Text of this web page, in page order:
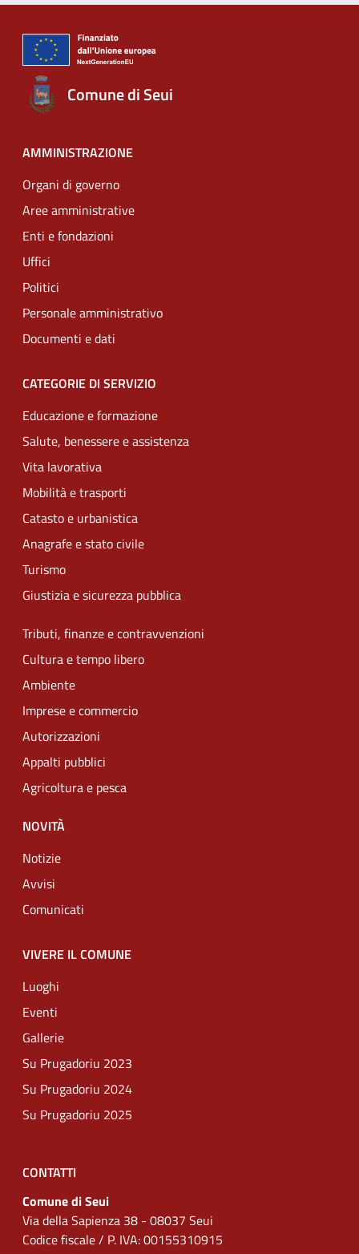
Comune di Seui
AMMINISTRAZIONE
Organi di governo
Aree amministrative
Enti e fondazioni
Uffici
Politici
Personale amministrativo
Documenti e dati
CATEGORIE DI SERVIZIO
Educazione e formazione
Salute, benessere e assistenza
Vita lavorativa
Mobilità e trasporti
Catasto e urbanistica
Anagrafe e stato civile
Turismo
Giustizia e sicurezza pubblica
Tributi, finanze e contravvenzioni
Cultura e tempo libero
Ambiente
Imprese e commercio
Autorizzazioni
Appalti pubblici
Agricoltura e pesca
NOVITÀ
Notizie
Avvisi
Comunicati
VIVERE IL COMUNE
Luoghi
Eventi
Gallerie
Su Prugadoriu 2023
Su Prugadoriu 2024
Su Prugadoriu 2025
CONTATTI
Comune di Seui
Via della Sapienza 38 - 08037 Seui
Codice fiscale / P. IVA: 00155310915